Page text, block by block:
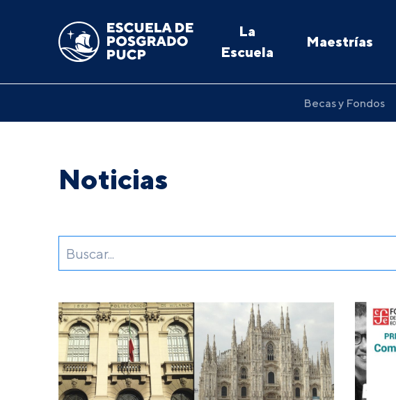
La
Escuela
Maestrías
Becas y Fondos
Noticias